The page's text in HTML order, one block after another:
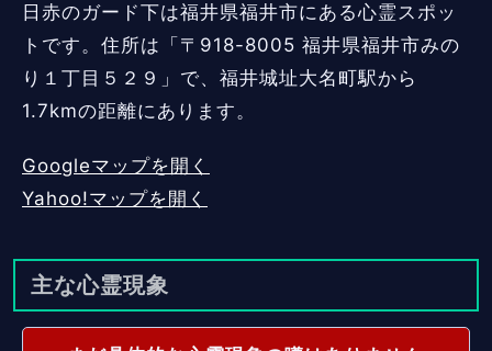
日赤のガード下は福井県福井市にある心霊スポッ
トです。住所は「〒918-8005 福井県福井市みの
り１丁目５２９」で、福井城址大名町駅から
1.7kmの距離にあります。
Googleマップを開く
Yahoo!マップを開く
主な心霊現象